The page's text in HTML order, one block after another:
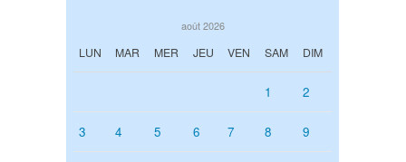
août 2026
LUN MAR MER JEU VEN SAM DIM
1 2
3 4 5 6 7 8 9